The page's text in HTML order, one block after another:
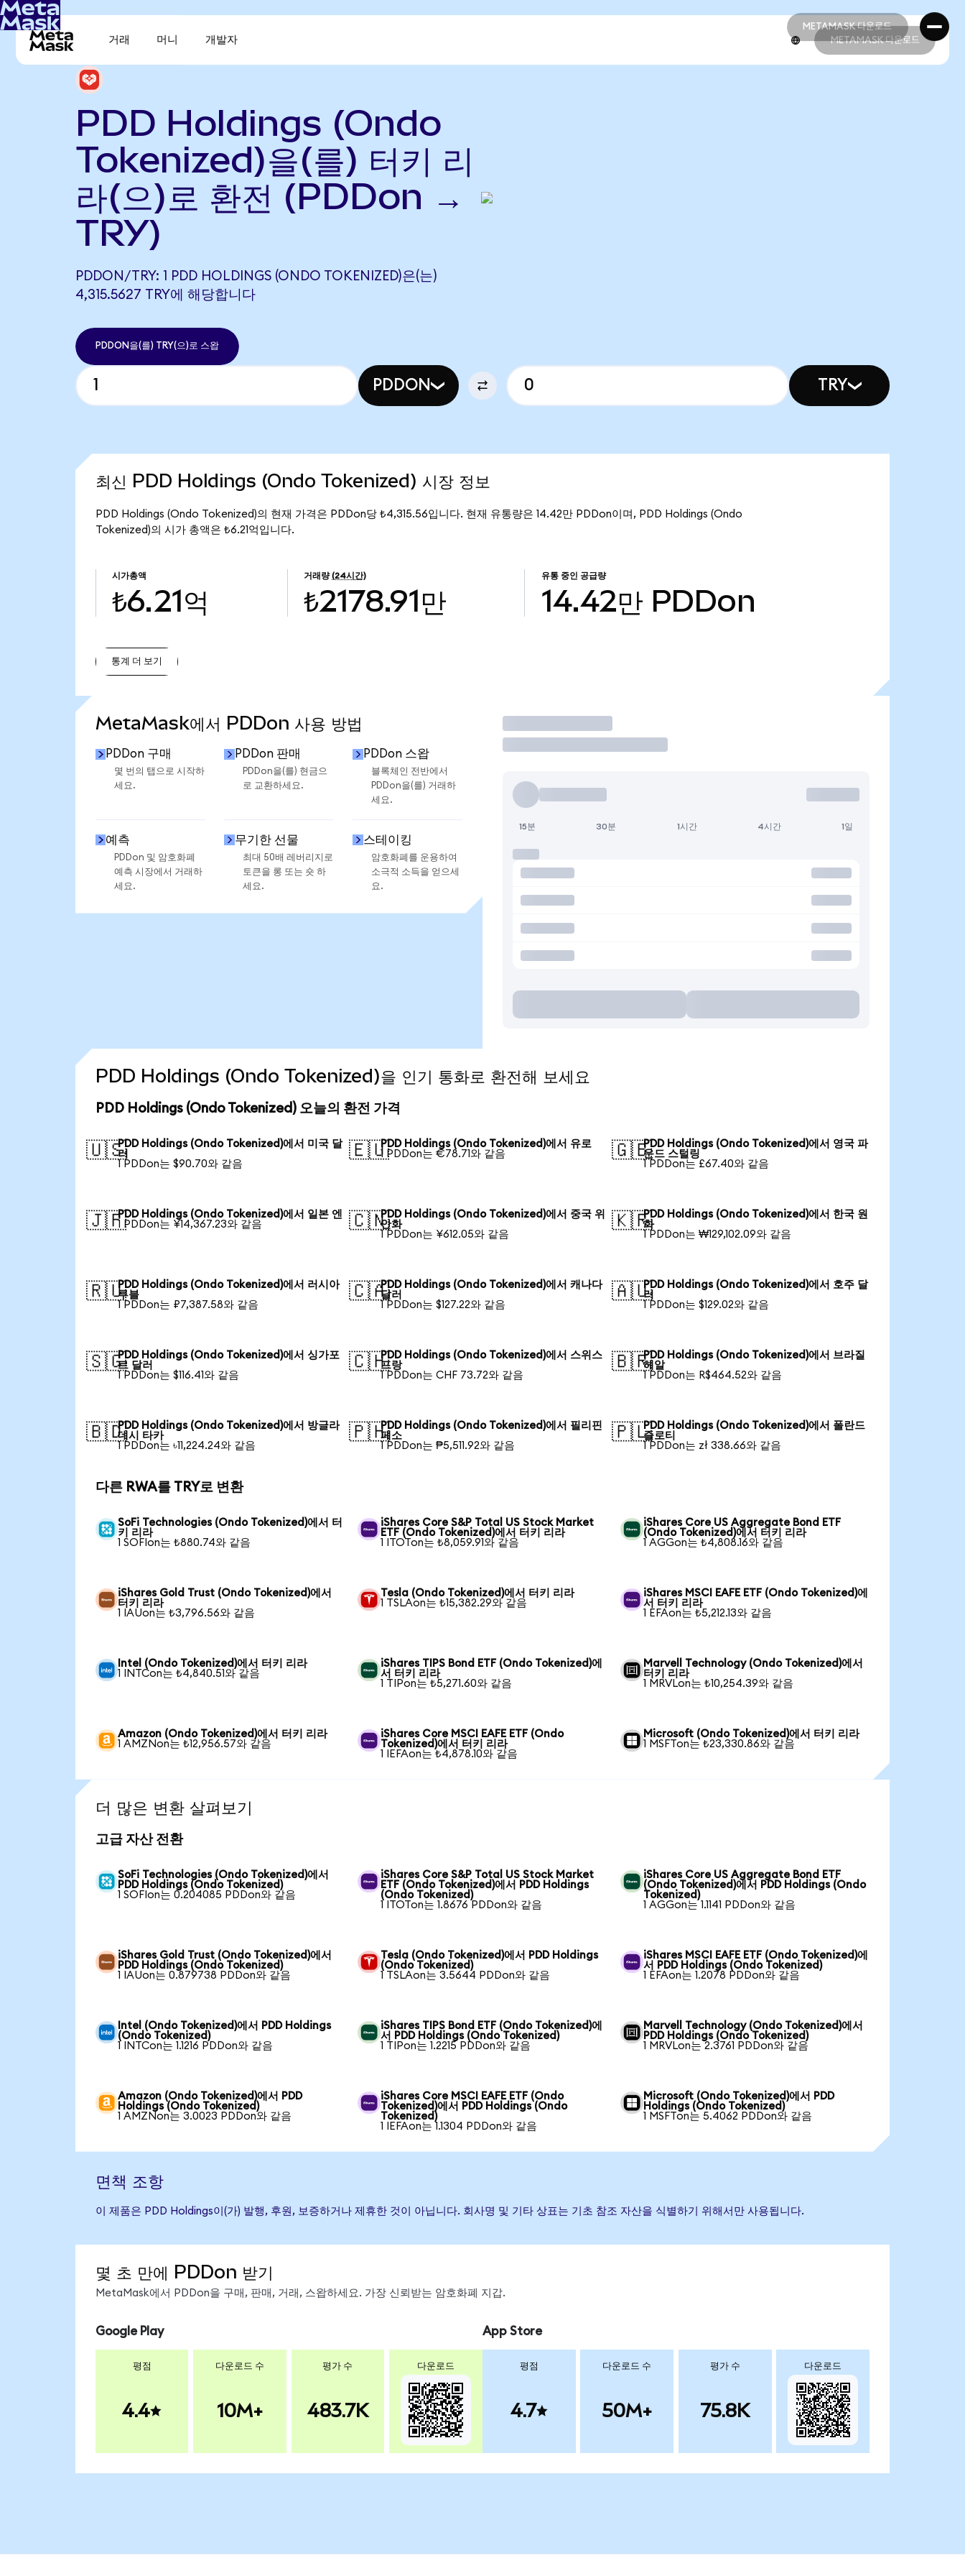
METAMASK 다운로드
METAMASK 다운로드
거래 머니 개발자 METAMASK 다운로드
PDD Holdings (Ondo
Tokenized)을(를) 터키 리
라(으)로 환전 (PDDon →
TRY)
PDDON/TRY: 1 PDD HOLDINGS (ONDO TOKENIZED)은(는)
4,315.5627 TRY에 해당합니다
PDDON을(를) TRY(으)로 스왑
PDDON TRY
최신 PDD Holdings (Ondo Tokenized) 시장 정보
PDD Holdings (Ondo Tokenized)의 현재 가격은 PDDon당 ₺4,315.56입니다. 현재 유통량은 14.42만 PDDon이며, PDD Holdings (Ondo
Tokenized)의 시가 총액은 ₺6.21억입니다.
시가총액
₺6.21억
거래량 (24시간)
₺2178.91만
유통 중인 공급량
14.42만 PDDon
통계 더 보기
MetaMask에서 PDDon 사용 방법
PDDon 구매
몇 번의 탭으로 시작하
세요.
PDDon 판매
PDDon을(를) 현금으
로 교환하세요.
PDDon 스왑
블록체인 전반에서
PDDon을(를) 거래하
세요.
예측
PDDon 및 암호화폐
예측 시장에서 거래하
세요.
무기한 선물
최대 50배 레버리지로
토큰을 롱 또는 숏 하
세요.
스테이킹
암호화폐를 운용하여
소극적 소득을 얻으세
요.
거래
15분 30분 1시간 4시간 1일
PDD Holdings (Ondo Tokenized)을 인기 통화로 환전해 보세요
PDD Holdings (Ondo Tokenized) 오늘의 환전 가격
🇺🇸PDD Holdings (Ondo Tokenized)에서 미국 달
러
1 PDDon는 $90.70와 같음
🇪🇺PDD Holdings (Ondo Tokenized)에서 유로
1 PDDon는 €78.71와 같음
🇬🇧PDD Holdings (Ondo Tokenized)에서 영국 파
운드 스털링
1 PDDon는 £67.40와 같음
🇯🇵PDD Holdings (Ondo Tokenized)에서 일본 엔
1 PDDon는 ¥14,367.23와 같음
🇨🇳PDD Holdings (Ondo Tokenized)에서 중국 위
안화
1 PDDon는 ¥612.05와 같음
🇰🇷PDD Holdings (Ondo Tokenized)에서 한국 원
화
1 PDDon는 ₩129,102.09와 같음
🇷🇺PDD Holdings (Ondo Tokenized)에서 러시아
루블
1 PDDon는 ₽7,387.58와 같음
🇨🇦PDD Holdings (Ondo Tokenized)에서 캐나다
달러
1 PDDon는 $127.22와 같음
🇦🇺PDD Holdings (Ondo Tokenized)에서 호주 달
러
1 PDDon는 $129.02와 같음
🇸🇬PDD Holdings (Ondo Tokenized)에서 싱가포
르 달러
1 PDDon는 $116.41와 같음
🇨🇭PDD Holdings (Ondo Tokenized)에서 스위스
프랑
1 PDDon는 CHF 73.72와 같음
🇧🇷PDD Holdings (Ondo Tokenized)에서 브라질
헤알
1 PDDon는 R$464.52와 같음
🇧🇩PDD Holdings (Ondo Tokenized)에서 방글라
데시 타카
1 PDDon는 ৳11,224.24와 같음
🇵🇭PDD Holdings (Ondo Tokenized)에서 필리핀
페소
1 PDDon는 ₱5,511.92와 같음
🇵🇱PDD Holdings (Ondo Tokenized)에서 폴란드
즐로티
1 PDDon는 zł 338.66와 같음
다른 RWA를 TRY로 변환
SoFi Technologies (Ondo Tokenized)에서 터
키 리라
1 SOFIon는 ₺880.74와 같음
iShares Core S&P Total US Stock Market
ETF (Ondo Tokenized)에서 터키 리라
1 ITOTon는 ₺8,059.91와 같음
iShares Core US Aggregate Bond ETF
(Ondo Tokenized)에서 터키 리라
1 AGGon는 ₺4,808.16와 같음
iShares Gold Trust (Ondo Tokenized)에서
터키 리라
1 IAUon는 ₺3,796.56와 같음
Tesla (Ondo Tokenized)에서 터키 리라
1 TSLAon는 ₺15,382.29와 같음
iShares MSCI EAFE ETF (Ondo Tokenized)에
서 터키 리라
1 EFAon는 ₺5,212.13와 같음
Intel (Ondo Tokenized)에서 터키 리라
1 INTCon는 ₺4,840.51와 같음
iShares TIPS Bond ETF (Ondo Tokenized)에
서 터키 리라
1 TIPon는 ₺5,271.60와 같음
Marvell Technology (Ondo Tokenized)에서
터키 리라
1 MRVLon는 ₺10,254.39와 같음
Amazon (Ondo Tokenized)에서 터키 리라
1 AMZNon는 ₺12,956.57와 같음
iShares Core MSCI EAFE ETF (Ondo
Tokenized)에서 터키 리라
1 IEFAon는 ₺4,878.10와 같음
Microsoft (Ondo Tokenized)에서 터키 리라
1 MSFTon는 ₺23,330.86와 같음
더 많은 변환 살펴보기
고급 자산 전환
SoFi Technologies (Ondo Tokenized)에서
PDD Holdings (Ondo Tokenized)
1 SOFIon는 0.204085 PDDon와 같음
iShares Core S&P Total US Stock Market
ETF (Ondo Tokenized)에서 PDD Holdings
(Ondo Tokenized)
1 ITOTon는 1.8676 PDDon와 같음
iShares Core US Aggregate Bond ETF
(Ondo Tokenized)에서 PDD Holdings (Ondo
Tokenized)
1 AGGon는 1.1141 PDDon와 같음
iShares Gold Trust (Ondo Tokenized)에서
PDD Holdings (Ondo Tokenized)
1 IAUon는 0.879738 PDDon와 같음
Tesla (Ondo Tokenized)에서 PDD Holdings
(Ondo Tokenized)
1 TSLAon는 3.5644 PDDon와 같음
iShares MSCI EAFE ETF (Ondo Tokenized)에
서 PDD Holdings (Ondo Tokenized)
1 EFAon는 1.2078 PDDon와 같음
Intel (Ondo Tokenized)에서 PDD Holdings
(Ondo Tokenized)
1 INTCon는 1.1216 PDDon와 같음
iShares TIPS Bond ETF (Ondo Tokenized)에
서 PDD Holdings (Ondo Tokenized)
1 TIPon는 1.2215 PDDon와 같음
Marvell Technology (Ondo Tokenized)에서
PDD Holdings (Ondo Tokenized)
1 MRVLon는 2.3761 PDDon와 같음
Amazon (Ondo Tokenized)에서 PDD
Holdings (Ondo Tokenized)
1 AMZNon는 3.0023 PDDon와 같음
iShares Core MSCI EAFE ETF (Ondo
Tokenized)에서 PDD Holdings (Ondo
Tokenized)
1 IEFAon는 1.1304 PDDon와 같음
Microsoft (Ondo Tokenized)에서 PDD
Holdings (Ondo Tokenized)
1 MSFTon는 5.4062 PDDon와 같음
면책 조항
이 제품은 PDD Holdings이(가) 발행, 후원, 보증하거나 제휴한 것이 아닙니다. 회사명 및 기타 상표는 기초 참조 자산을 식별하기 위해서만 사용됩니다.
몇 초 만에 PDDon 받기
MetaMask에서 PDDon을 구매, 판매, 거래, 스왑하세요. 가장 신뢰받는 암호화폐 지갑.
Google Play
평점
4.4
다운로드 수
10M+
평가 수
483.7K
다운로드
App Store
평점
4.7
다운로드 수
50M+
평가 수
75.8K
다운로드